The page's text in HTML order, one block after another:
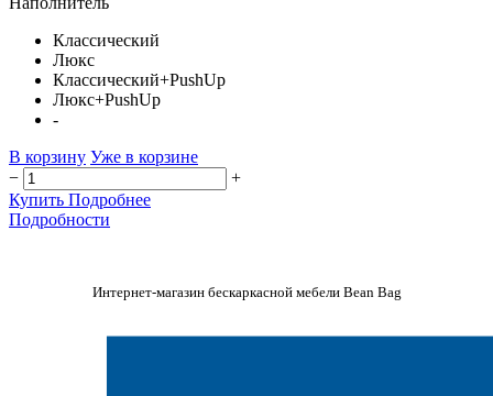
Классический
Люкс
Классический+PushUp
Люкс+PushUp
-
В корзину Уже в корзине
−
+
Купить Подробнее
Подробности
Интернет-магазин бескаркасной мебели Bean Bag